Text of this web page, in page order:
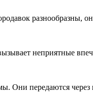
разнообразны,
неприятные
передаются через